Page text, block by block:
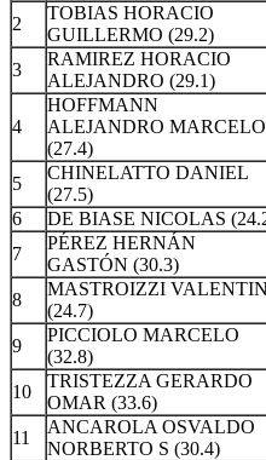
2
TOBIAS HORACIO
GUILLERMO (29.2)
3
RAMIREZ HORACIO
ALEJANDRO (29.1)
4
HOFFMANN
ALEJANDRO MARCELO
(27.4)
5
CHINELATTO DANIEL
(27.5)
6
DE BIASE NICOLAS
7
PÉREZ HERNÁN
GASTÓN (30.3)
8
MASTROIZZI VALENTIN
(24.7)
9
PICCIOLO MARCELO
(32.8)
10
TRISTEZZA GERARDO
OMAR (33.6)
11
ANCAROLA OSVALDO
NORBERTO S (30.4)